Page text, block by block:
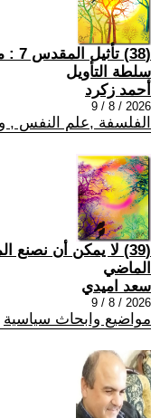
سلطة التأويل
أحمد زكرد
2026 / 8 / 9
الفلسفة ,علم النفس ,
(39) لا يمكن أن
الماضي
سعد اميدي
2026 / 8 / 9
مواضيع وابحاث سياسية